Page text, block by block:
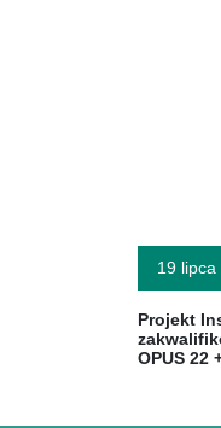
19 lipca
Projekt
OPUS 22